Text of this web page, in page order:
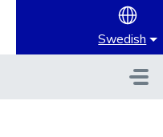
Swedish